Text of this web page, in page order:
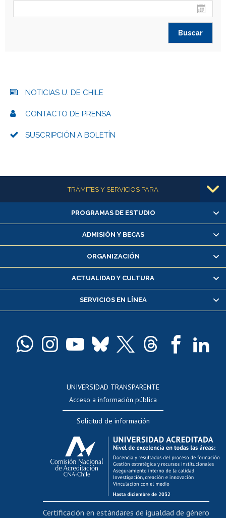
NOTICIAS U. DE CHILE
CONTACTO DE PRENSA
SUSCRIPCIÓN A BOLETÍN
Más informaciónTRÁMITES Y SERVICIOS PARA
Alumnas/os y exalumnas/os
Matrícula en línea
Inscripción y cambio de asignaturas
Consulta y certificado de notas
Servicio médico y dental
Pago de arancel y crédito alumnos
Docentes
Evaluación docente
Calificación académica
Postulación al AUCAI
Funcionarias/os
Cursos internos de capacitación
Bienestar del personal
Portal de movilidad interna
PROGRAMAS DE ESTUDIO
ADMISIÓN Y BECAS
ORGANIZACIÓN
ACTUALIDAD Y CULTURA
SERVICIOS EN LÍNEA
UNIVERSIDAD TRANSPARENTE
Acceso a información pública
Solicitud de información
Certificación en estándares de igualdad de género